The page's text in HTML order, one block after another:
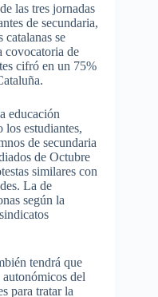
las tres jornadas
de secundaria,
se
covocatoria de
cifró en un 75%
educación
estudiantes,
de secundaria
de Octubre
similares con
La de
según la
tendrá que
autonómicos del
para tratar la